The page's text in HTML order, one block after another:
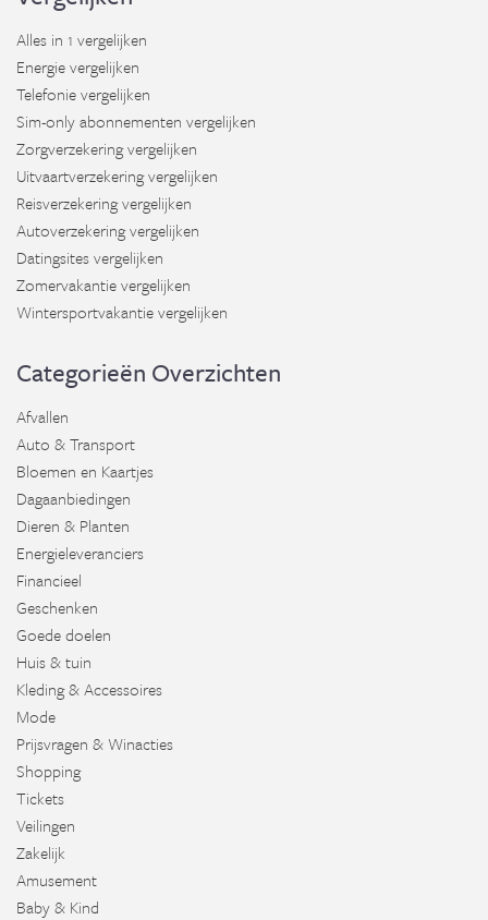
Alles in 1 vergelijken
Energie vergelijken
Telefonie vergelijken
Sim-only abonnementen vergelijken
Zorgverzekering vergelijken
Uitvaartverzekering vergelijken
Reisverzekering vergelijken
Autoverzekering vergelijken
Datingsites vergelijken
Zomervakantie vergelijken
Wintersportvakantie vergelijken
Categorieën Overzichten
Afvallen
Auto & Transport
Bloemen en Kaartjes
Dagaanbiedingen
Dieren & Planten
Energieleveranciers
Financieel
Geschenken
Goede doelen
Huis & tuin
Kleding & Accessoires
Mode
Prijsvragen & Winacties
Shopping
Tickets
Veilingen
Zakelijk
Amusement
Baby & Kind